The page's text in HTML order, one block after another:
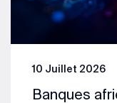
10 Juillet 2026
Banques